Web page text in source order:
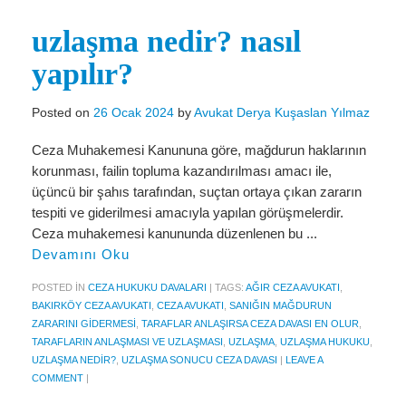
İcra Ve İflas Hukuku
Gayrimenkul hukuku
Ticaret Hukuku
İdare ve Vergi Hukuku
Basında Derya Kuşaslan
HESAPLAMA ARAÇLARI
İhbar Tazminatı Hesaplama
Kıdem Tazminatı Hesaplama
Fazla Mesai Hesaplama
İşsizlik Maaşı Hesaplama
uzlaşma nedir? nasıl
yapılır?
Posted on 26 Ocak 2024 byAvukat Derya Kuşaslan Yılmaz
Ceza Muhakemesi Kanununa göre, mağdurun haklarının
korunması, failin topluma kazandırılması amacı ile,
üçüncü bir şahıs tarafından, suçtan ortaya çıkan zararın
tespiti ve giderilmesi amacıyla yapılan görüşmelerdir.
Ceza muhakemesi kanununda düzenlenen bu ...
Devamını Oku
POSTED IN CEZA HUKUKU DAVALARI | TAGS: AĞIR CEZA AVUKATI
BAKIRKÖY CEZA AVUKATI CEZA AVUKATI SANIĞIN MAĞDURUN
ZARARINI GIDERMESI TARAFLAR ANLAŞIRSA CEZA DAVASI EN OLUR
TARAFLARIN ANLAŞMASI VE UZLAŞMASI UZLAŞMA UZLAŞMA HUKUKU
UZLAŞMA NEDIR? UZLAŞMA SONUCU CEZA DAVASI | LEAVE A
COMMENT |